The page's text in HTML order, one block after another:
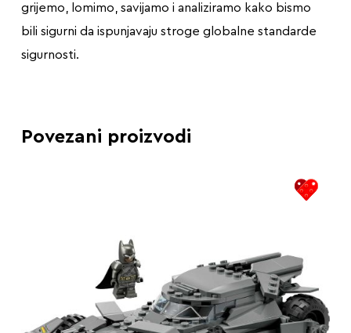
grijemo, lomimo, savijamo i analiziramo kako bismo
bili sigurni da ispunjavaju stroge globalne standarde
sigurnosti.
Povezani proizvodi